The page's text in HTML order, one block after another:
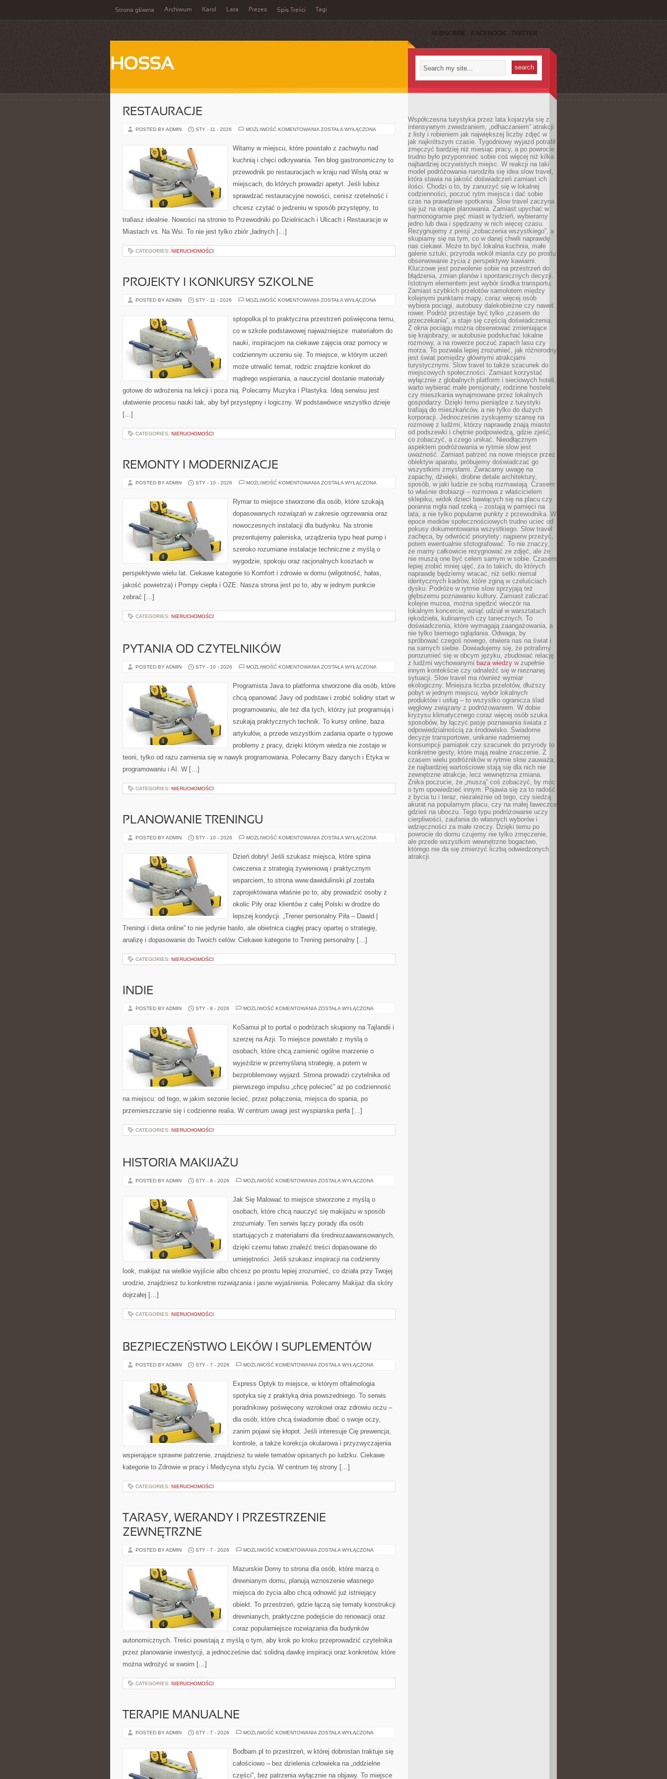
Strona główna Archiwum Karol Lata Prezes Spis Treści Tagi
SUBSCRIBE FACEBOOK TWITTER
HOSSA
RESTAURACJE
POSTED BY ADMIN STY - 11 - 2026 MOŻLIWOŚĆ KOMENTOWANIA RESTAURACJE
ZOSTAŁA WYŁĄCZONA
Witamy w miejscu, które powstało z zachwytu nad
kuchnią i chęci odkrywania. Ten blog gastronomiczny to
przewodnik po restauracjach w kraju nad Wisłą oraz w
miejscach, do których prowadzi apetyt. Jeśli lubisz
sprawdzać restauracyjne nowości, cenisz rzetelność i
chcesz czytać o jedzeniu w sposób przystępny, to
trafiasz idealnie. Nowości na stronie to Przewodniki po Dzielnicach i Ulicach i Restauracje w
Miastach vs. Na Wsi. To nie jest tylko zbiór „ładnych […]
CATEGORIES: NIERUCHOMOŚCI
PROJEKTY I KONKURSY SZKOLNE
POSTED BY ADMIN STY - 11 - 2026 MOŻLIWOŚĆ KOMENTOWANIA PROJEKTY
SZKOLNE
ZOSTAŁA WYŁĄCZONA
sptopolka.pl to praktyczna przestrzeń poświęcona temu,
co w szkole podstawowej najważniejsze: materiałom do
nauki, inspiracjom na ciekawe zajęcia oraz pomocy w
codziennym uczeniu się. To miejsce, w którym uczeń
może utrwalić temat, rodzic znajdzie konkret do
mądrego wspierania, a nauczyciel dostanie materiały
gotowe do wdrożenia na lekcji i poza nią. Polecamy Muzyka i Plastyka. Ideą serwisu jest
ułatwienie procesu nauki tak, aby był przystępny i logiczny. W podstawówce wszystko dzieje
[…]
CATEGORIES: NIERUCHOMOŚCI
REMONTY I MODERNIZACJE
POSTED BY ADMIN STY - 10 - 2026 MOŻLIWOŚĆ KOMENTOWANIA REMONTY
ZOSTAŁA WYŁĄCZONA
Rymar to miejsce stworzone dla osób, które szukają
dopasowanych rozwiązań w zakresie ogrzewania oraz
nowoczesnych instalacji dla budynku. Na stronie
prezentujemy paleniska, urządzenia typu heat pump i
szeroko rozumiane instalacje techniczne z myślą o
wygodzie, spokoju oraz racjonalnych kosztach w
perspektywie wielu lat. Ciekawe kategorie to Komfort i zdrowie w domu (wilgotność, hałas,
jakość powietrza) i Pompy ciepła i OZE. Nasza strona jest po to, aby w jednym punkcie
zebrać […]
CATEGORIES: NIERUCHOMOŚCI
PYTANIA OD CZYTELNIKÓW
POSTED BY ADMIN STY - 10 - 2026 MOŻLIWOŚĆ KOMENTOWANIA PYTANIA
ZOSTAŁA WYŁĄCZONA
Programista Java to platforma stworzone dla osób, które
chcą opanować Javy od podstaw i zrobić solidny start w
programowaniu, ale też dla tych, którzy już programują i
szukają praktycznych technik. To kursy online, baza
artykułów, a przede wszystkim zadania oparte o typowe
problemy z pracy, dzięki którym wiedza nie zostaje w
teorii, tylko od razu zamienia się w nawyk programowania. Polecamy Bazy danych i Etyka w
programowaniu i AI. W […]
CATEGORIES: NIERUCHOMOŚCI
PLANOWANIE TRENINGU
POSTED BY ADMIN STY - 10 - 2026 MOŻLIWOŚĆ KOMENTOWANIA PLANOWANIE
ZOSTAŁA WYŁĄCZONA
Dzień dobry! Jeśli szukasz miejsca, które spina
ćwiczenia z strategią żywieniową i praktycznym
wsparciem, to strona www.dawidulinski.pl została
zaprojektowana właśnie po to, aby prowadzić osoby z
okolic Piły oraz klientów z całej Polski w drodze do
lepszej kondycji. „Trener personalny Piła – Dawid |
Treningi i dieta online” to nie jedynie hasło, ale obietnica ciągłej pracy opartej o strategię,
analizę i dopasowanie do Twoich celów. Ciekawe kategorie to Trening personalny […]
CATEGORIES: NIERUCHOMOŚCI
INDIE
POSTED BY ADMIN STY - 8 - 2026 MOŻLIWOŚĆ KOMENTOWANIA INDIE
ZOSTAŁA WYŁĄCZONA
KoSamui.pl to portal o podróżach skupiony na Tajlandii i
szerzej na Azji. To miejsce powstało z myślą o
osobach, które chcą zamienić ogólne marzenie o
wyjeździe w przemyślaną strategię, a potem w
bezproblemowy wyjazd. Strona prowadzi czytelnika od
pierwszego impulsu „chcę polecieć” aż po codzienność
na miejscu: od tego, w jakim sezonie lecieć, przez połączenia, miejsca do spania, po
przemieszczanie się i codzienne realia. W centrum uwagi jest wyspiarska perła […]
CATEGORIES: NIERUCHOMOŚCI
HISTORIA MAKIJAŻU
POSTED BY ADMIN STY - 8 - 2026 MOŻLIWOŚĆ KOMENTOWANIA HISTORIA
ZOSTAŁA WYŁĄCZONA
Jak Się Malować to miejsce stworzone z myślą o
osobach, które chcą nauczyć się makijażu w sposób
zrozumiały. Ten serwis łączy porady dla osób
startujących z materiałami dla średniozaawansowanych,
dzięki czemu łatwo znaleźć treści dopasowane do
umiejętności. Jeśli szukasz inspiracji na codzienny
look, makijaż na wielkie wyjście albo chcesz po prostu lepiej zrozumieć, co działa przy Twojej
urodzie, znajdziesz tu konkretne rozwiązania i jasne wyjaśnienia. Polecamy Makijaż dla skóry
dojrzałej […]
CATEGORIES: NIERUCHOMOŚCI
BEZPIECZEŃSTWO LEKÓW I SUPLEMENTÓW
POSTED BY ADMIN STY - 7 - 2026 MOŻLIWOŚĆ KOMENTOWANIA BEZPIECZEŃSTWO
SUPLEMENTÓW
ZOSTAŁA WYŁĄCZONA
Express Optyk to miejsce, w którym oftalmologia
spotyka się z praktyką dnia powszedniego. To serwis
poradnikowy poświęcony wzrokowi oraz zdrowiu oczu –
dla osób, które chcą świadomie dbać o swoje oczy,
zanim pojawi się kłopot. Jeśli interesuje Cię prewencja,
kontrole, a także korekcja okularowa i przyzwyczajenia
wspierające sprawne patrzenie, znajdziesz tu wiele tematów opisanych po ludzku. Ciekawe
kategorie to Zdrowie w pracy i Medycyna stylu życia. W centrum tej strony […]
CATEGORIES: NIERUCHOMOŚCI
TARASY, WERANDY I PRZESTRZENIE
ZEWNĘTRZNE
POSTED BY ADMIN STY - 7 - 2026 MOŻLIWOŚĆ KOMENTOWANIA TARASY,
PRZESTRZENIE
ZEWNĘTRZNE
ZOSTAŁA WYŁĄCZONA
Mazurskie Domy to strona dla osób, które marzą o
drewnianym domu, planują wznoszenie własnego
miejsca do życia albo chcą odnowić już istniejący
obiekt. To przestrzeń, gdzie łączą się tematy konstrukcji
drewnianych, praktyczne podejście do renowacji oraz
coraz popularniejsze rozwiązania dla budynków
autonomicznych. Treści powstają z myślą o tym, aby krok po kroku przeprowadzić czytelnika
przez planowanie inwestycji, a jednocześnie dać solidną dawkę inspiracji oraz konkretów, które
można wdrożyć w swoim […]
CATEGORIES: NIERUCHOMOŚCI
TERAPIE MANUALNE
POSTED BY ADMIN STY - 7 - 2026 MOŻLIWOŚĆ KOMENTOWANIA TERAPIE
ZOSTAŁA WYŁĄCZONA
Bodbam.pl to przestrzeń, w której dobrostan traktuje się
całościowo – bez dzielenia człowieka na „oddzielne
części”, bez patrzenia wyłącznie na objawy. To miejsce
Współczesna turystyka przez lata kojarzyła się z
intensywnym zwiedzaniem, „odhaczaniem” atrakcji
z listy i robieniem jak największej liczby zdjęć w
jak najkrótszym czasie. Tygodniowy wyjazd potrafił
zmęczyć bardziej niż miesiąc pracy, a po powrocie
trudno było przypomnieć sobie coś więcej niż kilka
najbardziej oczywistych miejsc. W reakcji na taki
model podróżowania narodziła się idea slow travel,
która stawia na jakość doświadczeń zamiast ich
ilości. Chodzi o to, by zanurzyć się w lokalnej
codzienności, poczuć rytm miejsca i dać sobie
czas na prawdziwe spotkania. Slow travel zaczyna
się już na etapie planowania. Zamiast upychać w
harmonogramie pięć miast w tydzień, wybieramy
jedno lub dwa i spędzamy w nich więcej czasu.
Rezygnujemy z presji „zobaczenia wszystkiego”, a
skupiamy się na tym, co w danej chwili naprawdę
nas ciekawi. Może to być lokalna kuchnia, małe
galerie sztuki, przyroda wokół miasta czy po prostu
obserwowanie życia z perspektywy kawiarni.
Kluczowe jest pozwolenie sobie na przestrzeń do
błądzenia, zmian planów i spontanicznych decyzji.
Istotnym elementem jest wybór środka transportu.
Zamiast szybkich przelotów samolotem między
kolejnymi punktami mapy, coraz więcej osób
wybiera pociągi, autobusy dalekobieżne czy nawet
rower. Podróż przestaje być tylko „czasem do
przeczekania”, a staje się częścią doświadczenia.
Z okna pociągu można obserwować zmieniające
się krajobrazy, w autobusie podsłuchać lokalne
rozmowy, a na rowerze poczuć zapach lasu czy
morza. To pozwala lepiej zrozumieć, jak różnorodny
jest świat pomiędzy głównymi atrakcjami
turystycznymi. Slow travel to także szacunek do
miejscowych społeczności. Zamiast korzystać
wyłącznie z globalnych platform i sieciowych hoteli,
warto wybierać małe pensjonaty, rodzinne hostele
czy mieszkania wynajmowane przez lokalnych
gospodarzy. Dzięki temu pieniądze z turystyki
trafiają do mieszkańców, a nie tylko do dużych
korporacji. Jednocześnie zyskujemy szansę na
rozmowę z ludźmi, którzy naprawdę znają miasto
od podszewki i chętnie podpowiedzą, gdzie zjeść,
co zobaczyć, a czego unikać. Nieodłącznym
aspektem podróżowania w rytmie slow jest
uważność. Zamiast patrzeć na nowe miejsce przez
obiektyw aparatu, próbujemy doświadczać go
wszystkimi zmysłami. Zwracamy uwagę na
zapachy, dźwięki, drobne detale architektury,
sposób, w jaki ludzie ze sobą rozmawiają. Czasem
to właśnie drobiazgi – rozmowa z właścicielem
sklepiku, widok dzieci bawiących się na placu czy
poranna mgła nad rzeką – zostają w pamięci na
lata, a nie tylko popularne punkty z przewodnika. W
epoce mediów społecznościowych trudno uciec od
pokusy dokumentowania wszystkiego. Slow travel
zachęca, by odwrócić priorytety: najpierw przeżyć,
potem ewentualnie sfotografować. To nie znaczy,
że mamy całkowicie rezygnować ze zdjęć, ale że
nie muszą one być celem samym w sobie. Czasem
lepiej zrobić mniej ujęć, za to takich, do których
naprawdę będziemy wracać, niż setki niemal
identycznych kadrów, które zginą w czeluściach
dysku. Podróże w rytmie slow sprzyjają też
głębszemu poznawaniu kultury. Zamiast zaliczać
kolejne muzea, można spędzić wieczór na
lokalnym koncercie, wziąć udział w warsztatach
rękodzieła, kulinarnych czy tanecznych. To
doświadczenia, które wymagają zaangażowania, a
nie tylko biernego oglądania. Odwaga, by
spróbować czegoś nowego, otwiera nas na świat i
na samych siebie. Dowiadujemy się, że potrafimy
porozumieć się w obcym języku, zbudować relację
z ludźmi wychowanymi baza wiedzy w zupełnie
innym kontekście czy odnaleźć się w nieznanej
sytuacji. Slow travel ma również wymiar
ekologiczny. Mniejsza liczba przelotów, dłuższy
pobyt w jednym miejscu, wybór lokalnych
produktów i usług – to wszystko ogranicza ślad
węglowy związany z podróżowaniem. W dobie
kryzysu klimatycznego coraz więcej osób szuka
sposobów, by łączyć pasję poznawania świata z
odpowiedzialnością za środowisko. Świadome
decyzje transportowe, unikanie nadmiernej
konsumpcji pamiątek czy szacunek do przyrody to
konkretne gesty, które mają realne znaczenie. Z
czasem wielu podróżników w rytmie slow zauważa,
że najbardziej wartościowe stają się dla nich nie
zewnętrzne atrakcje, lecz wewnętrzna zmiana.
Znika poczucie, że „muszą” coś zobaczyć, by móc
o tym opowiedzieć innym. Pojawia się za to radość
z bycia tu i teraz, niezależnie od tego, czy siedzą
akurat na popularnym placu, czy na małej ławeczce
gdzieś na uboczu. Tego typu podróżowanie uczy
cierpliwości, zaufania do własnych wyborów i
wdzięczności za małe rzeczy. Dzięki temu po
powrocie do domu czujemy nie tylko zmęczenie,
ale przede wszystkim wewnętrzne bogactwo,
którego nie da się zmierzyć liczbą odwiedzonych
atrakcji.